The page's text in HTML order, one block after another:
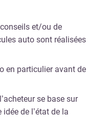
et/ou de
auto sont réalisées
en particulier avant de
se base sur
de l’état de la